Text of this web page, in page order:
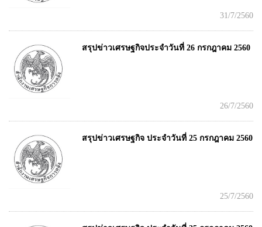
31/7/2560
สรุปข่าวเศรษฐกิจประจำวันที่ 26 กรกฎาคม 2560
26/7/2560
สรุปข่าวเศรษฐกิจ ประจำวันที่ 25 กรกฎาคม 2560
25/7/2560